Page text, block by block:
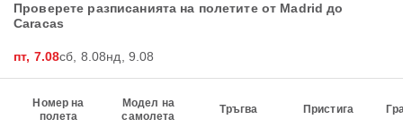
Проверете разписанията на полетите от Madrid до
Caracas
пт, 7.08сб, 8.08нд, 9.08
Номер на
полета
Модел на
самолета
Тръгва Пристига